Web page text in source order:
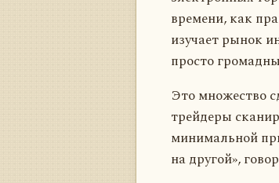
времени, как
изучает рынок
просто
Это множество
трейдеры
минимальной
на другой»,